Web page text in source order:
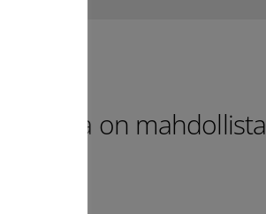
on mahdollista